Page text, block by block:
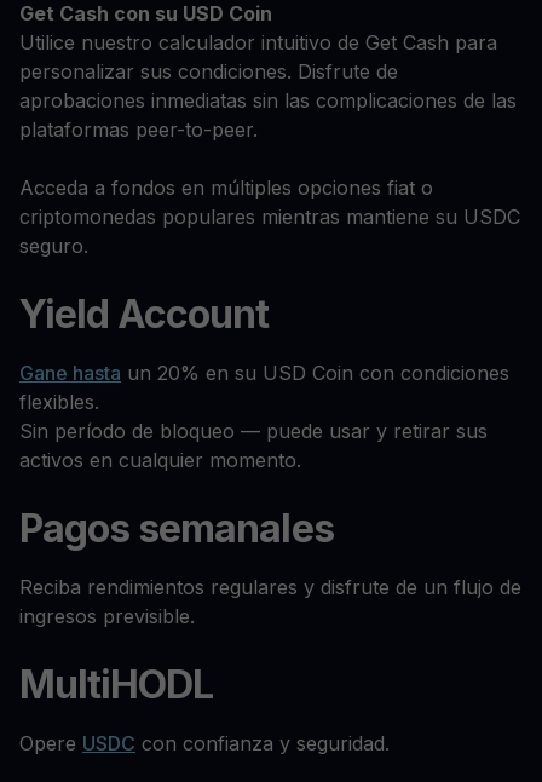
Get Cash con su USD Coin
Utilice nuestro calculador intuitivo de Get Cash para
personalizar sus condiciones. Disfrute de
aprobaciones inmediatas sin las complicaciones de las
plataformas peer-to-peer.
Acceda a fondos en múltiples opciones fiat o
criptomonedas populares mientras mantiene su USDC
seguro.
Yield Account
Gane hasta un 20% en su USD Coin con condiciones
flexibles.
Sin período de bloqueo — puede usar y retirar sus
activos en cualquier momento.
Pagos semanales
Reciba rendimientos regulares y disfrute de un flujo de
ingresos previsible.
MultiHODL
Opere USDC con confianza y seguridad.